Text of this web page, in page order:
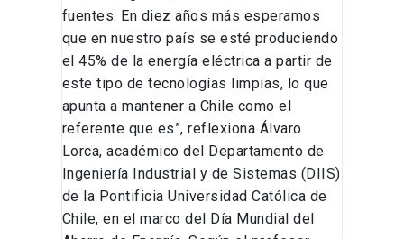
fuentes. En diez años más esperamos
que en nuestro país se esté produciendo
el 45% de la energía eléctrica a partir de
este tipo de tecnologías limpias, lo que
apunta a mantener a Chile como el
referente que es”, reflexiona Álvaro
Lorca, académico del Departamento de
Ingeniería Industrial y de Sistemas (DIIS)
de la Pontificia Universidad Católica de
Chile, en el marco del Día Mundial del